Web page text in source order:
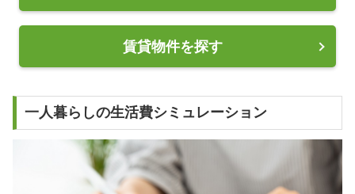
賃貸物件を探す
一人暮らしの生活費シミュレーション